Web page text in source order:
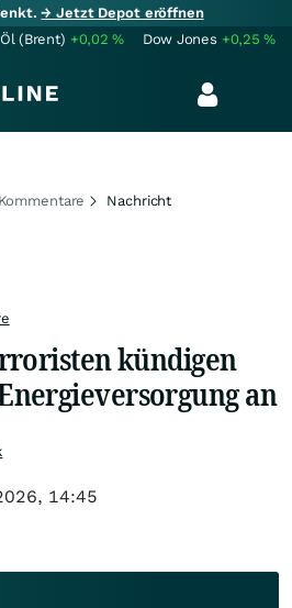
→ Jetzt Depot eröffnen
Öl (Brent) +0,02% Dow Jones +0,25%
Kommentare Nachricht
kündigen
an
14:45